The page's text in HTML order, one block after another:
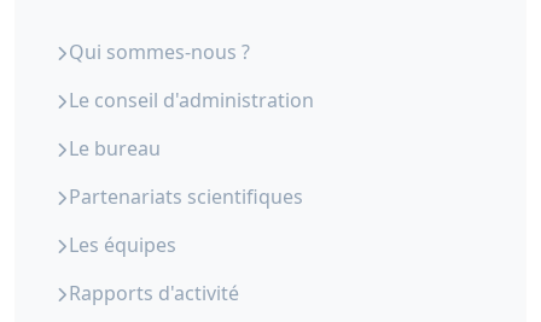
Qui sommes-nous ?
Le conseil d'administration
Le bureau
Partenariats scientifiques
Les équipes
Rapports d'activité